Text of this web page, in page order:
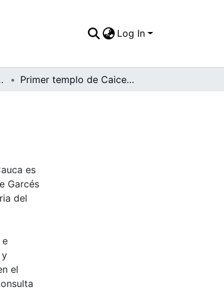
Log In
Primer templo de Caicedonia construido en 1913
es
Garcés
del
e
y
el